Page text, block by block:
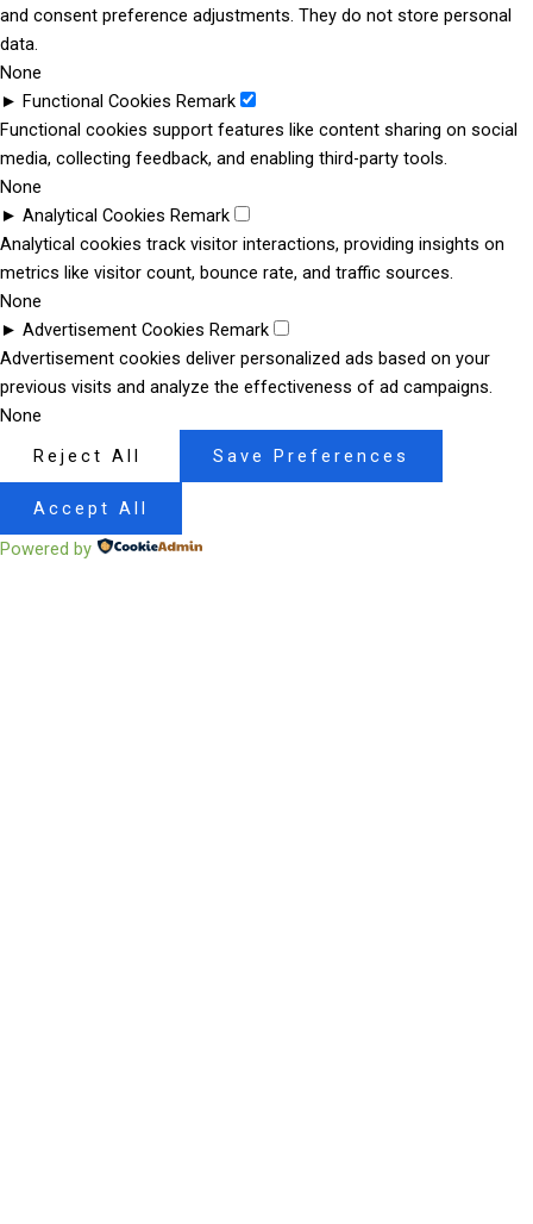
and consent preference adjustments. They do not store personal
data.
None
► Functional Cookies Remark
Functional cookies support features like content sharing on social
media, collecting feedback, and enabling third-party tools.
None
► Analytical Cookies Remark
Analytical cookies track visitor interactions, providing insights on
metrics like visitor count, bounce rate, and traffic sources.
None
► Advertisement Cookies Remark
Advertisement cookies deliver personalized ads based on your
previous visits and analyze the effectiveness of ad campaigns.
None
Reject All
Save Preferences
Accept All
Powered by